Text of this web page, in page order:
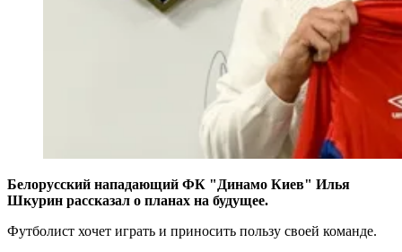
Белорусский нападающий ФК "Динамо Киев" Илья
Шкурин рассказал о планах на будущее.
Футболист хочет играть и приносить пользу своей команде.